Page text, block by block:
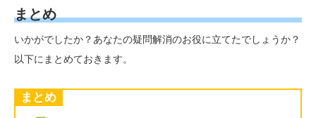
まとめ
いかがでしたか？あなたの疑問解消のお役に立てたでしょうか？
以下にまとめておきます。
まとめ